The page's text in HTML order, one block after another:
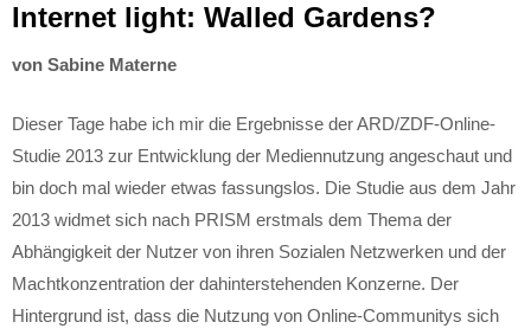
Internet light: Walled Gardens?
von Sabine Materne
Dieser Tage habe ich mir die Ergebnisse der ARD/ZDF-Online-
Studie 2013 zur Entwicklung der Mediennutzung angeschaut und
bin doch mal wieder etwas fassungslos. Die Studie aus dem Jahr
2013 widmet sich nach PRISM erstmals dem Thema der
Abhängigkeit der Nutzer von ihren Sozialen Netzwerken und der
Machtkonzentration der dahinterstehenden Konzerne. Der
Hintergrund ist, dass die Nutzung von Online-Communitys sich